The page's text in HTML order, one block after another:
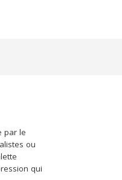
par le
ou
qui